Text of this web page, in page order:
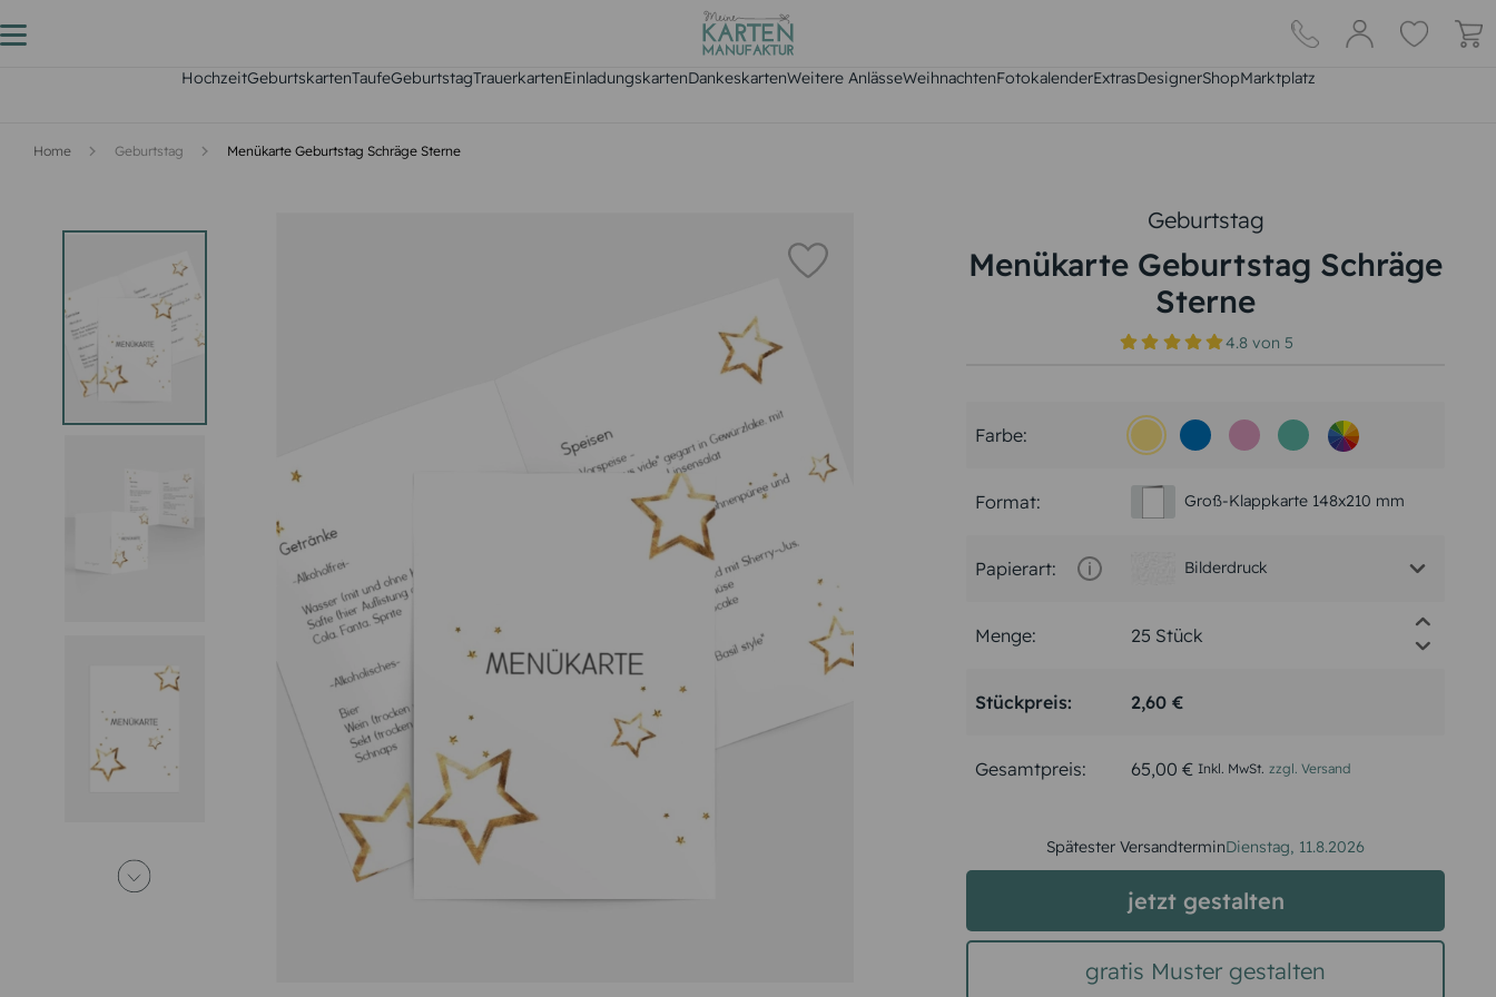
HochzeitGeburtskartenTaufeGeburtstagTrauerkartenEinladungskartenDankeskartenWeitere AnlässeWeihnachtenFotokalenderExtrasDesignerShopMarktplatz
Home Geburtstag Menükarte Geburtstag Schräge Sterne
Geburtstag
Menükarte Geburtstag Schräge
Sterne
4.8von 5
Farbe:
Format: Groß-Klappkarte 148x210 mm
Papierart: Bilderdruck
Menge:
Stückpreis: 2,60 €
Gesamtpreis: 65,00 € Inkl. MwSt. zzgl. Versand
Spätester VersandterminDienstag, 11.8.2026
jetzt gestalten
gratis Muster gestalten